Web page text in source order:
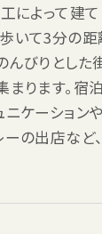
によって建
いて3分の距
びりとした
ります。宿
ケーション
ーの出店な